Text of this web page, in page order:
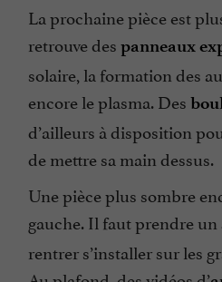
La prochaine pièce est
retrouve des panneaux
solaire, la formation des
encore le plasma. Des
d’ailleurs à disposition
de mettre sa main dessus.
Une pièce plus sombre
gauche. Il faut prendre un
rentrer s’installer sur les